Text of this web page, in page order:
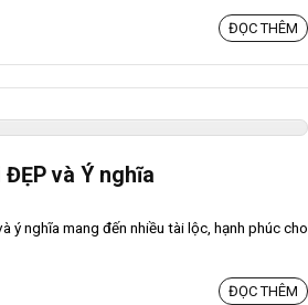
ĐỌC THÊM
và Ý nghĩa
ý nghĩa mang đến nhiều tài lộc, hạnh phúc cho
ĐỌC THÊM